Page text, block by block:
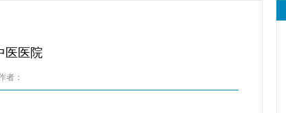
医医院
者：